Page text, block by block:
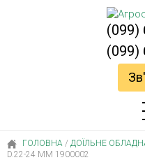
(099)
(099)
ГОЛОВНА / ДОЇЛЬНЕ
D.22-24 ММ 1900002